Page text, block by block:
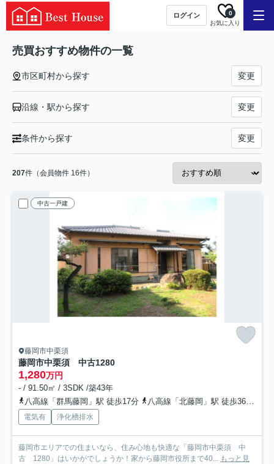
ログイン
お気に入り
0
売買おすすめ物件の一覧
市区町村から探す 変更
沿線・駅から探す 変更
条件から探す 変更
207件（会員物件 16件）
中古一戸建
藤岡市中栗須
藤岡市中栗須 中古1280
1,280万円
- / 91.50㎡ / 3SDK /築43年
八高線「群馬藤岡」駅 徒歩17分
八高線「北藤岡」駅 徒歩36分
電気有 浄化槽排水
藤岡市エリアでの住まいなら、住み心地も快適な「藤岡市中栗須 中
古 1280」はいかがでしょうか！家から藤岡市役所まで40... もっと見